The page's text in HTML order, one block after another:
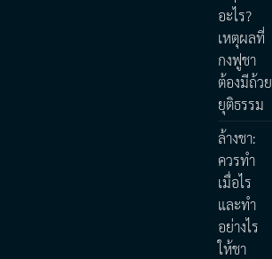
อะไร?
เหตุผลที่
กงฟูชา
ต้องมีถ้วย
ยุติธรรม
ล้างชา:
ควรทำ
เมื่อไร
และทำ
อย่างไร
ให้ชา